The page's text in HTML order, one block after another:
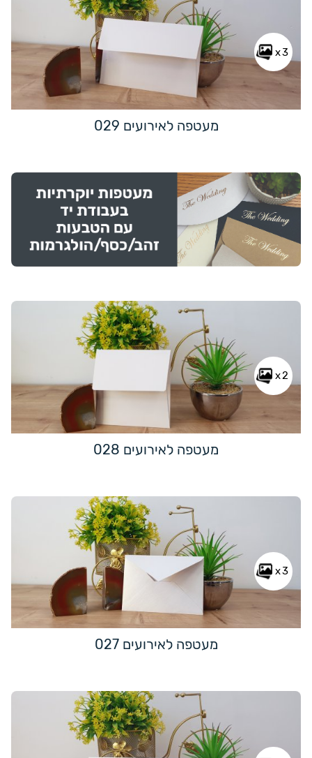
x3
מעטפה לאירועים 029
x2
מעטפה לאירועים 028
x3
מעטפה לאירועים 027